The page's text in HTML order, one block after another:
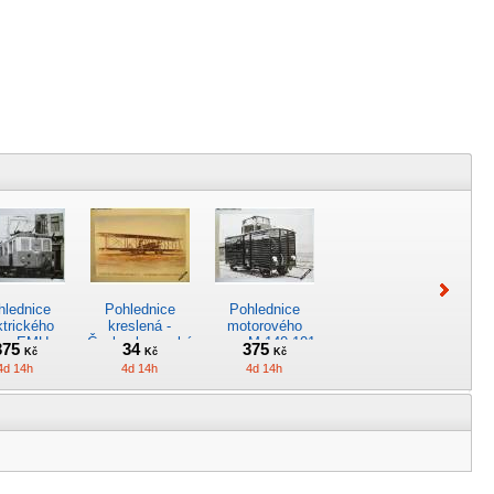
EMU
ČSD
Kč
14h
Pohlednice
kreslená -
Československá
letadla *5045
34 Kč
4d 14h
Pohlednice
motorového
vozu M 140.101
ČSD *4979
375 Kč
4d 14h